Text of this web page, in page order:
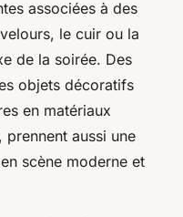
associées à des
le cuir ou la
de la soirée. Des
objets décoratifs
en matériaux
aussi une
scène moderne et